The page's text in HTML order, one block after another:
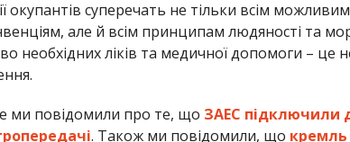
ми повідомили про те, щоЗАЕС підключили